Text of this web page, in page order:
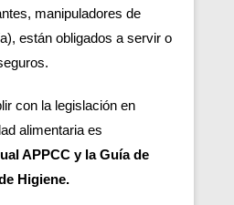
manipuladores de
están obligados a servir o
con la legislación en
alimentaria es
APPCC y la Guía de
Higiene.